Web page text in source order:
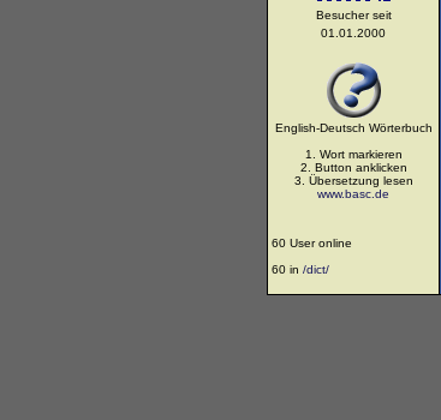
Besucher seit
01.01.2000
English-Deutsch Wörterbuch
1. Wort markieren
2. Button anklicken
3. Übersetzung lesen
www.basc.de
60 User online
60 in /dict/